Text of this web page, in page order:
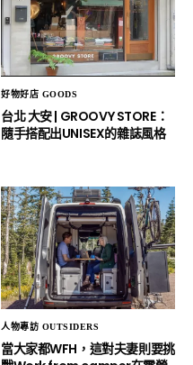
好物好店 GOODS
台北 大安 | GROOVY STORE：
隨手搭配出UNISEX的雜誌風格
人物專訪 OUTSIDERS
當大家都WFH，這對夫妻則要挑